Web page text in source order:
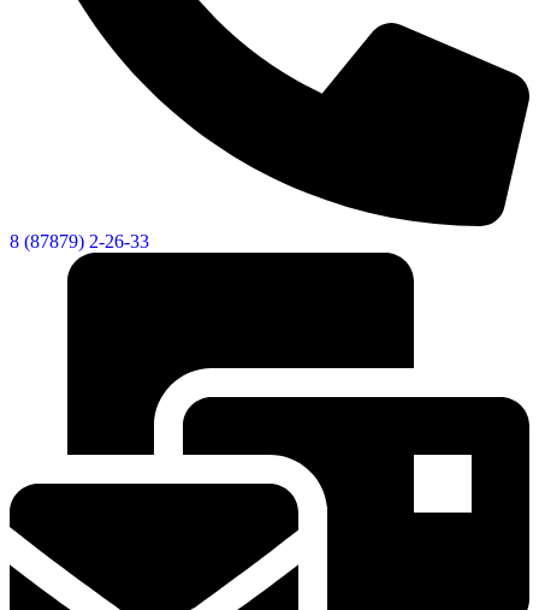
Газета "Минги Тау"
код кластера
8 (87879) 2-26-33